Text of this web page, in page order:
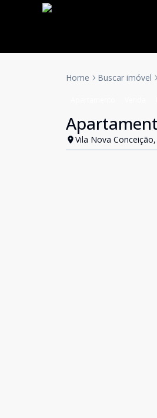
Home Buscar imóvel
Vila Nova